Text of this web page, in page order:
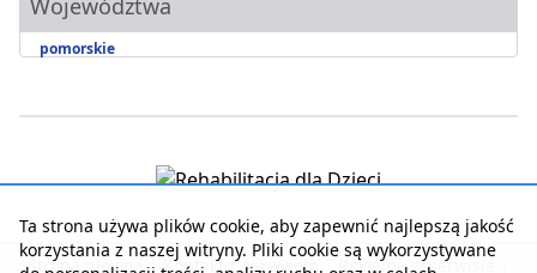
Województwa
pomorskie
Strona główna | Kontakt z serwisem | Reklama w serwisie
Ta strona używa plików cookie, aby zapewnić najlepszą jakość
korzystania z naszej witryny. Pliki cookie są wykorzystywane